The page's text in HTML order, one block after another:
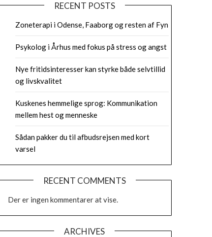
RECENT POSTS
Zoneterapi i Odense, Faaborg og resten af Fyn
Psykolog i Århus med fokus på stress og angst
Nye fritidsinteresser kan styrke både selvtillid
og livskvalitet
Kuskenes hemmelige sprog: Kommunikation
mellem hest og menneske
Sådan pakker du til afbudsrejsen med kort
varsel
RECENT COMMENTS
Der er ingen kommentarer at vise.
ARCHIVES